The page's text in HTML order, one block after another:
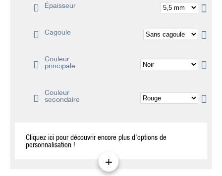
Épaisseur
Cagoule
Couleur
principale
Couleur
secondaire
Cliquez ici pour découvrir encore plus d’options de
personnalisation !